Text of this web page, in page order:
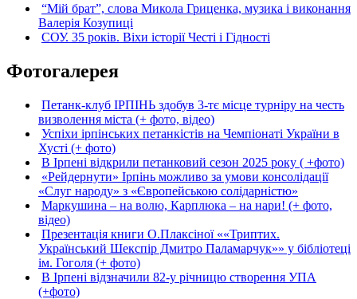
“Мій брат”, слова Микола Гриценка, музика і виконання
Валерія Козупиці
СОУ. 35 років. Віхи історії Честі і Гідності
Фотогалерея
Петанк-клуб ІРПІНЬ здобув 3-тє місце турніру на честь
визволення міста (+ фото, відео)
Успіхи ірпінських петанкістів на Чемпіонаті України в
Хусті (+ фото)
В Ірпені відкрили петанковий сезон 2025 року ( +фото)
«Рейдернути» Ірпінь можливо за умови консолідації
«Слуг народу» з «Європейською солідарністю»
Маркушина – на волю, Карплюка – на нари! (+ фото,
відео)
Презентація книги О.Плаксіної ««Триптих.
Український Шекспір Дмитро Паламарчук»» у бібліотеці
ім. Гоголя (+ фото)
В Ірпені відзначили 82-у річницю створення УПА
(+фото)